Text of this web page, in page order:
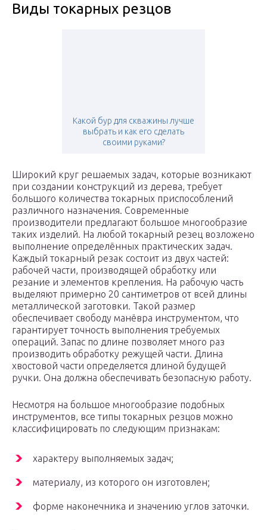
Виды токарных резцов
Какой бур для скважины лучше
выбрать и как его сделать
своими руками?
Широкий круг решаемых задач, которые возникают
при создании конструкций из дерева, требует
большого количества токарных приспособлений
различного назначения. Современные
производители предлагают большое многообразие
таких изделий. На любой токарный резец возложено
выполнение определённых практических задач.
Каждый токарный резак состоит из двух частей:
рабочей части, производящей обработку или
резание и элементов крепления. На рабочую часть
выделяют примерно 20 сантиметров от всей длины
металлической заготовки. Такой размер
обеспечивает свободу манёвра инструментом, что
гарантирует точность выполнения требуемых
операций. Запас по длине позволяет много раз
производить обработку режущей части. Длина
хвостовой части определяется длиной будущей
ручки. Она должна обеспечивать безопасную работу.
Несмотря на большое многообразие подобных
инструментов, все типы токарных резцов можно
классифицировать по следующим признакам:
характеру выполняемых задач;
материалу, из которого он изготовлен;
форме наконечника и значению углов заточки.